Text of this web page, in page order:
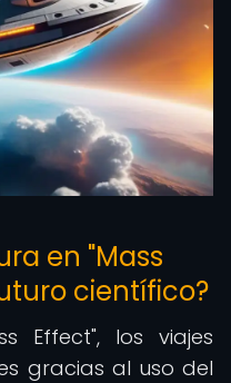
en "Mass
científico?
Effect", los viajes
gracias al uso del